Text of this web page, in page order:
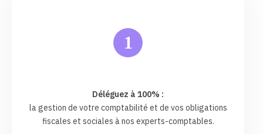
1
Déléguez à 100% :
la gestion de votre comptabilité et de vos obligations
fiscales et sociales à nos experts-comptables.